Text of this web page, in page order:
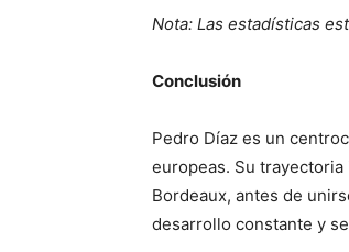
Nota: Las estadísticas
Conclusión
Pedro Díaz es un
europeas. Su
Bordeaux, antes de
desarrollo constante y